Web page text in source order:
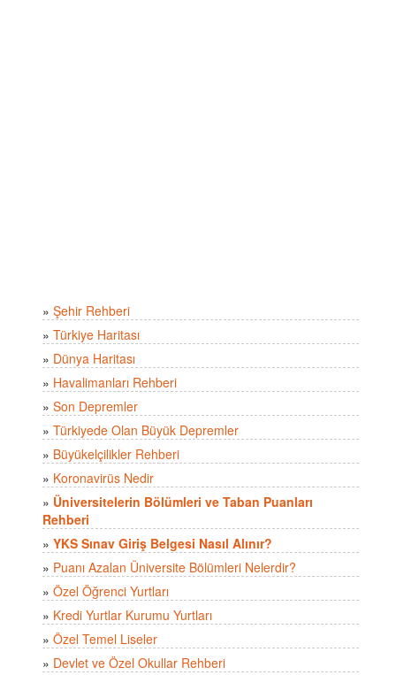
» Şehir Rehberi
» Türkiye Haritası
» Dünya Haritası
» Havalimanları Rehberi
» Son Depremler
» Türkiyede Olan Büyük Depremler
» Büyükelçilikler Rehberi
» Koronavirüs Nedir
» Üniversitelerin Bölümleri ve Taban Puanları
Rehberi
» YKS Sınav Giriş Belgesi Nasıl Alınır?
» Puanı Azalan Üniversite Bölümleri Nelerdir?
» Özel Öğrenci Yurtları
» Kredi Yurtlar Kurumu Yurtları
» Özel Temel Liseler
» Devlet ve Özel Okullar Rehberi